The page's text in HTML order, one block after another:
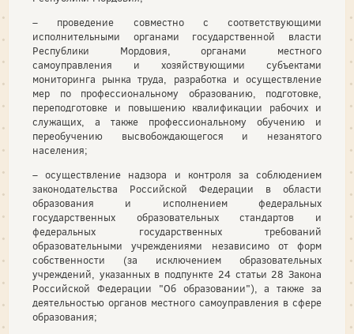
– проведение совместно с соответствующими
исполнительными органами государственной власти
Республики Мордовия, органами местного
самоуправления и хозяйствующими субъектами
мониторинга рынка труда, разработка и осуществление
мер по профессиональному образованию, подготовке,
переподготовке и повышению квалификации рабочих и
служащих, а также профессиональному обучению и
переобучению высвобождающегося и незанятого
населения;
– осуществление надзора и контроля за соблюдением
законодательства Российской Федерации в области
образования и исполнением федеральных
государственных образовательных стандартов и
федеральных государственных требований
образовательными учреждениями независимо от форм
собственности (за исключением образовательных
учреждений, указанных в подпункте 24 статьи 28 Закона
Российской Федерации "Об образовании"), а также за
деятельностью органов местного самоуправления в сфере
образования;